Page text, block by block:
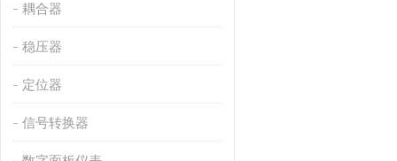
耦合器
稳压器
定位器
信号转换器